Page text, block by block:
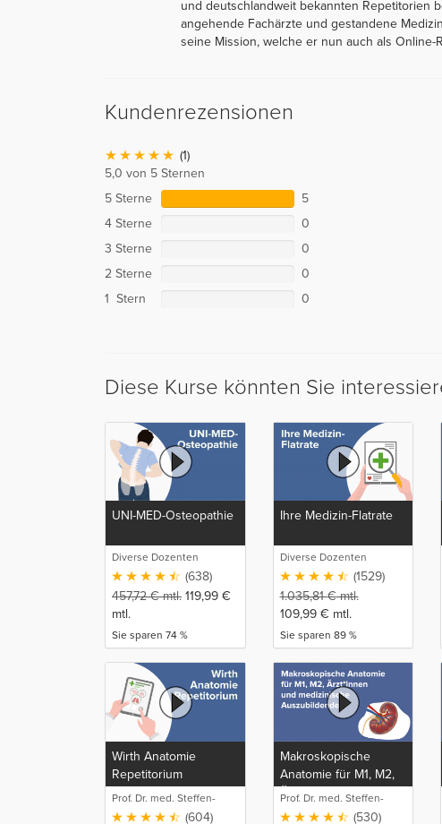
und deutschlandweit bekannten Repetitorien
angehende Fachärzte und gestandene
seine Mission, welche er nun auch als Online-
Kundenrezensionen
(1)
5,0 von 5 Sternen
5 Sterne
5
4 Sterne
0
3 Sterne
0
2 Sterne
0
1 Stern
0
Diese Kurse könnten Sie
UNI-MED-Osteopathie
Diverse Dozenten
(638)
457,72€mtl. 119,99 €
mtl.
Sie sparen 74 %
Ihre Medizin-Flatrate
Diverse Dozenten
(1529)
1.035,81€mtl.
109,99 € mtl.
Sie sparen 89 %
Wirth Anatomie
Repetitorium
Prof. Dr. med. Steffen-
Boris Wirth (1)
(604)
Makroskopische
Anatomie für M1, M2,
Ärzt*innen und
medizinische
Prof. Dr. med. Steffen-
Boris Wirth (1)
(530)